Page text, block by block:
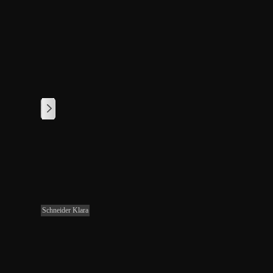
1/1
Schneider Klara